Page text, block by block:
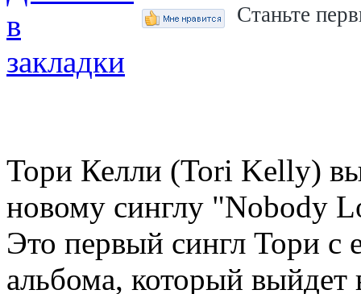
Станьте
Тори Келли (Tori Kelly)
новому синглу "Nobody
Это первый сингл Тори с
альбома, который выйдет